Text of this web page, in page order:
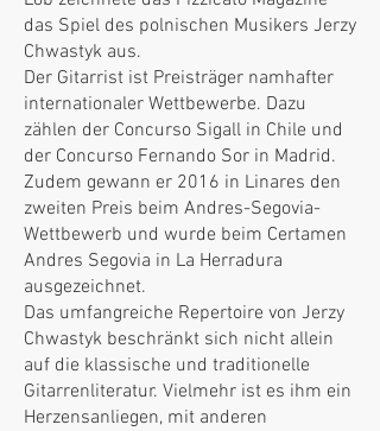
das Spiel des polnischen Musikers Jerzy
Chwastyk aus.
Der Gitarrist ist Preisträger namhafter
internationaler Wettbewerbe. Dazu
zählen der Concurso Sigall in Chile und
der Concurso Fernando Sor in Madrid.
Zudem gewann er 2016 in Linares den
zweiten Preis beim Andres-Segovia-
Wettbewerb und wurde beim Certamen
Andres Segovia in La Herradura
ausgezeichnet.
Das umfangreiche Repertoire von Jerzy
Chwastyk beschränkt sich nicht allein
auf die klassische und traditionelle
Gitarrenliteratur. Vielmehr ist es ihm ein
Herzensanliegen, mit anderen